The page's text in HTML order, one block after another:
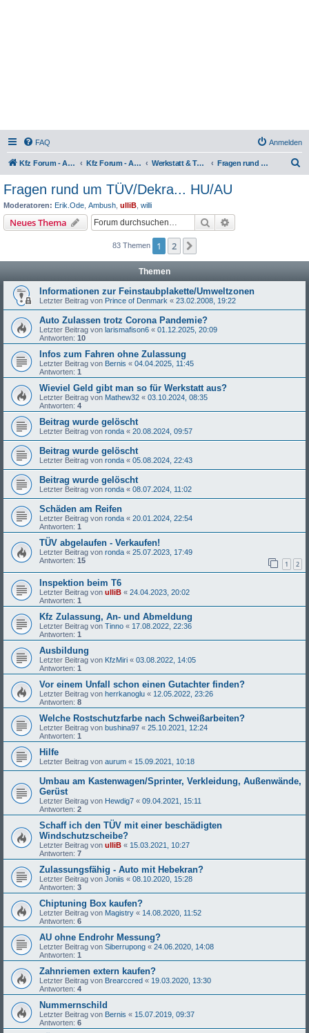
FAQ Anmelden
Kfz Forum - Auto, Motorrad und LKW Kfz Forum - Auto, Motorrad und LKW Werkstatt & Technik Fragen rund um TÜV/Dekra... HU/AU
Fragen rund um TÜV/Dekra... HU/AU
Moderatoren: Erik.Ode Ambush ulliB willi
Neues Thema Suche
83 Themen 1 2
Themen
Informationen zur Feinstaubplakette/Umweltzonen
Letzter Beitrag von Prince of Denmark « 23.02.2008, 19:22
Auto Zulassen trotz Corona Pandemie?
Letzter Beitrag von larismafison6 « 01.12.2025, 20:09
Antworten: 10
Infos zum Fahren ohne Zulassung
Letzter Beitrag von Bernis « 04.04.2025, 11:45
Antworten: 1
Wieviel Geld gibt man so für Werkstatt aus?
Letzter Beitrag von Mathew32 « 03.10.2024, 08:35
Antworten: 4
Beitrag wurde gelöscht
Letzter Beitrag von ronda « 20.08.2024, 09:57
Beitrag wurde gelöscht
Letzter Beitrag von ronda « 05.08.2024, 22:43
Beitrag wurde gelöscht
Letzter Beitrag von ronda « 08.07.2024, 11:02
Schäden am Reifen
Letzter Beitrag von ronda « 20.01.2024, 22:54
Antworten: 1
TÜV abgelaufen - Verkaufen!
Letzter Beitrag von ronda « 25.07.2023, 17:49
Antworten: 15 1 2
Inspektion beim T6
Letzter Beitrag von ulliB « 24.04.2023, 20:02
Antworten: 1
Kfz Zulassung, An- und Abmeldung
Letzter Beitrag von Tinno « 17.08.2022, 22:36
Antworten: 1
Ausbildung
Letzter Beitrag von KfzMiri « 03.08.2022, 14:05
Antworten: 1
Vor einem Unfall schon einen Gutachter finden?
Letzter Beitrag von herrkanoglu « 12.05.2022, 23:26
Antworten: 8
Welche Rostschutzfarbe nach Schweißarbeiten?
Letzter Beitrag von bushina97 « 25.10.2021, 12:24
Antworten: 1
Hilfe
Letzter Beitrag von aurum « 15.09.2021, 10:18
Umbau am Kastenwagen/Sprinter, Verkleidung, Außenwände,
Gerüst
Letzter Beitrag von Hewdig7 « 09.04.2021, 15:11
Antworten: 2
Schaff ich den TÜV mit einer beschädigten
Windschutzscheibe?
Letzter Beitrag von ulliB « 15.03.2021, 10:27
Antworten: 7
Zulassungsfähig - Auto mit Hebekran?
Letzter Beitrag von Joniis « 08.10.2020, 15:28
Antworten: 3
Chiptuning Box kaufen?
Letzter Beitrag von Magistry « 14.08.2020, 11:52
Antworten: 6
AU ohne Endrohr Messung?
Letzter Beitrag von Siberrupong « 24.06.2020, 14:08
Antworten: 1
Zahnriemen extern kaufen?
Letzter Beitrag von Brearccred « 19.03.2020, 13:30
Antworten: 4
Nummernschild
Letzter Beitrag von Bernis « 15.07.2019, 09:37
Antworten: 6